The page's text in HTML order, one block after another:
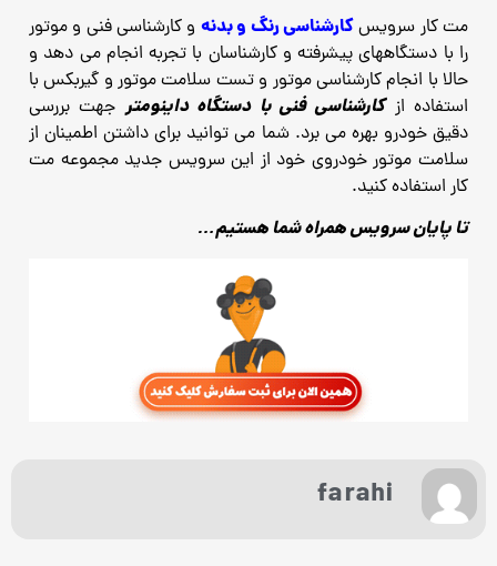
مت کار سرویسکارشناسی رنگ و بدنه و کارشناسی فنی و موتور
را با دستگاههای پیشرفته و کارشناسان با تجربه انجام می دهد و
حالا با انجام کارشناسی موتور و تست سلامت موتور و گیربکس با
استفاده ازکارشناسی فنی با دستگاه داینومتر جهت بررسی
دقیق خودرو بهره می برد. شما می توانید برای داشتن اطمینان از
سلامت موتور خودروی خود از این سرویس جدید مجموعه مت
کار استفاده کنید.
تا پایان سرویس همراه شما هستیم…
farahi